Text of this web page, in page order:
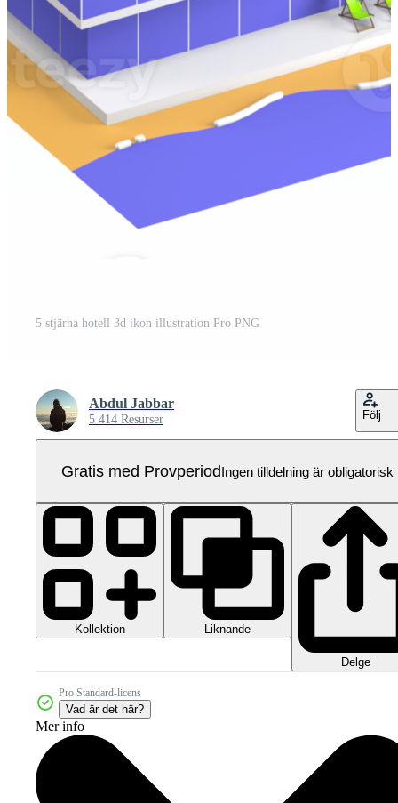
5 stjärna hotell 3d ikon illustration Pro PNG
Abdul Jabbar
5 414 Resurser Följ
Gratis med ProvperiodIngen tilldelning är obligatorisk
Kollektion Liknande
Delge
Pro Standard-licens
Vad är det här?
Mer info